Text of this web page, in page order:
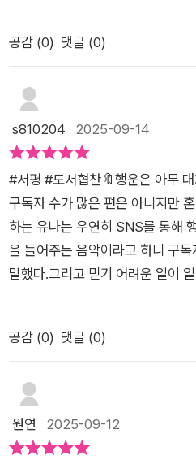
보다 영상 속 아이의 모습에 아이
의문이었다. 부모여서 혹은 부모이
각보다 단순하고 또 착하다. 구독
고 편집하고, 자신의 표현하기도
려간다. 그런 아이들의 삶 속 깊숙
으로만 보면 안된다. 부정적이게만
들어가는 아이들의 세계를 보다 진
으로 대해 줘야 하지 않을까. #행운음원 #차삼동 #인터넷세상 #
유튜버 #스토리킹 #아이들의세상
9 #비룡서 #미스터리클럽1기
음 날부터 소원이 이루어지면서
즘은 초등학생도 쉽게 유튜브 채널
유나는 촬영과 편집을 혼자 해내
기특하고 대견했다. 하지만 부모
는 민재와는 애초에 시작선이 달라
가의 어려움에 선뜻 손을 내미는
유나와 은서, 민재의 이야기는 “열
보여준다. 그러나 그들의 모습은
실을 맺을 수 있는 과정처럼 보였다
는 차가운 말 대신, 꾸준히 노력하
이 온다고 말해주고 싶다.어른의
려는 유나와 민재를 보면서 간절히
를 들을 수 있었다.우연히 듣게 된
소설처럼 긴장감을 주었고, 동시
다. 그래서 책을 놓을 수 없을 만큼
국 이 이야기는 단순한 공포가 아
공감 (0) 댓글 (0)
s810204 2025-09-14
#서평 #도서협찬🔖행운은 아무
구독자 수가 많은 편은 아니지만
하는 유나는 우연히 SNS를 통해
을 들어주는 음악이라고 하니 구
말했다.그리고 믿기 어려운 일이
것 같다는 생각이 든 유나는 자신
와 함께 이 미스테리를 파헤쳐 보
요즘 제일 문제가 되고 있는 것 중
여러 SNS 플랫폼을 이용하면서
이 책을 읽으면서 굳이 어린이들
공감 (0) 댓글 (0)
원연 2025-09-12